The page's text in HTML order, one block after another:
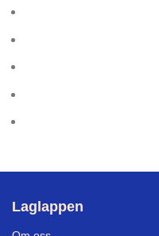
Laglappen